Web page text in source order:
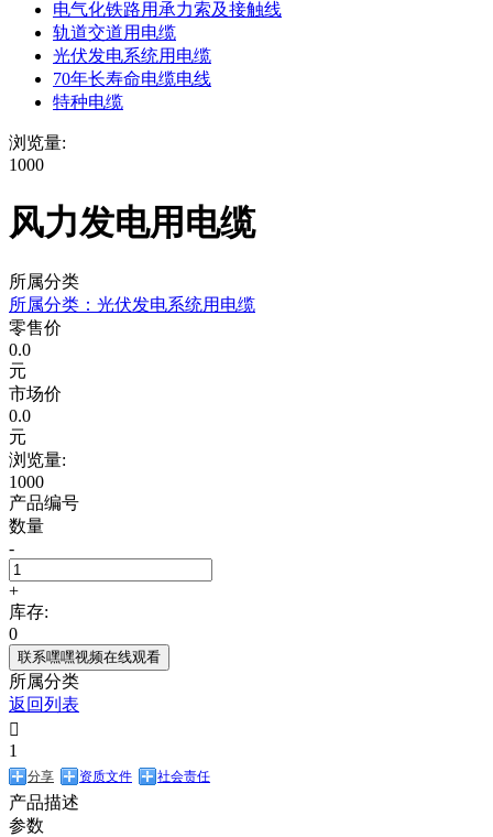
电气化铁路用承力索及接触线
轨道交道用电缆
光伏发电系统用电缆
70年长寿命电缆电线
特种电缆
浏览量:
1000
风力发电用电缆
所属分类
所属分类： 光伏发电系统用电缆
零售价
0.0
元
市场价
0.0
元
浏览量:
1000
产品编号
数量
-
+
库存:
0
联系嘿嘿视频在线观看
所属分类
返回列表

1
分享 资质文件 社会责任
产品描述
参数